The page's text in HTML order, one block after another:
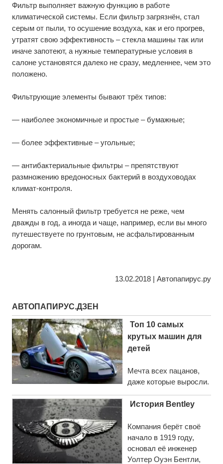
Фильтр выполняет важную функцию в работе
климатической системы. Если фильтр загрязнён, стал
серым от пыли, то осушение воздуха, как и его прогрев,
утратят свою эффективность – стекла машины так или
иначе запотеют, а нужные температурные условия в
салоне установятся далеко не сразу, медленнее, чем это
положено.
Фильтрующие элементы бывают трёх типов:
— наиболее экономичные и простые – бумажные;
— более эффективные – угольные;
— антибактериальные фильтры – препятствуют
размножению вредоносных бактерий в воздуховодах
климат-контроля.
Менять салонный фильтр требуется не реже, чем
дважды в год, а иногда и чаще, например, если вы много
путешествуете по грунтовым, не асфальтированным
дорогам.
13.02.2018 | Автопапирус.ру
АВТОПАПИРУС.ДЗЕН
Топ 10 самых
крутых машин для
детей
Мечта всех пацанов,
даже которые выросли.
История Bentley
Компания берёт своё
начало в 1919 году,
основал её инженер
Уолтер Оуэн Бентли,